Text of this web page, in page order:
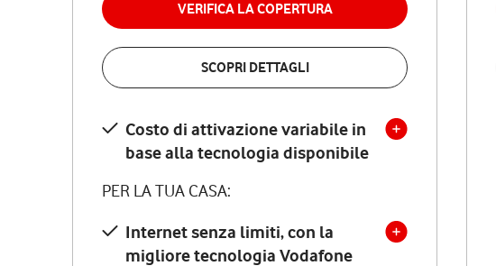
VERIFICA LA COPERTURA
SCOPRI DETTAGLI
Costo di attivazione variabile in
base alla tecnologia disponibile
PER LA TUA CASA:
Internet senza limiti, con la
migliore tecnologia Vodafone